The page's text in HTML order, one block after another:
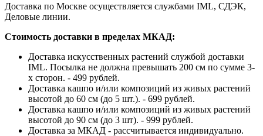
Доставка по Москве осуществляется службами IML, СДЭК,
Деловые линии.
Стоимость доставки в пределах МКАД:
Доставка искусственных растений службой доставки
IML. Посылка не должна превышать 200 см по сумме 3-
х сторон. - 499 рублей.
Доставка кашпо и/или композиций из живых растений
высотой до 60 см (до 5 шт.). - 699 рублей.
Доставка кашпо и/или композиций из живых растений
высотой до 90 см (до 3 шт). - 999 рублей.
Доставка за МКАД - рассчитывается индивидуально.